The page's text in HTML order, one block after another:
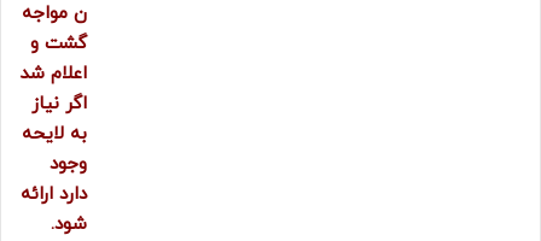
ن مواجه
گشت و
اعلام شد
اگر نیاز
به لایحه
وجود
دارد ارائه
شود.